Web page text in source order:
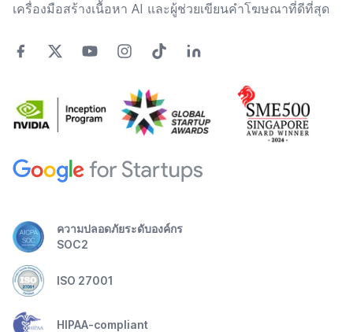
เครื่องมือสร้างเนื้อหา AI และผู้ช่วยเขียนคำโฆษณาที่ดีที่สุด
ความปลอดภัยระดับองค์กร
SOC2
ISO 27001
HIPAA-compliant